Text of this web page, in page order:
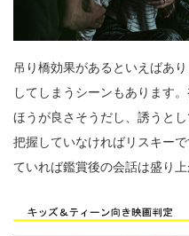
吊り橋効果があるといえばあ
してしまうシーンもあります
ほうが良さそうだし、誘うと
把握していなければリスキー
ていれば鑑賞後の会話は盛り上